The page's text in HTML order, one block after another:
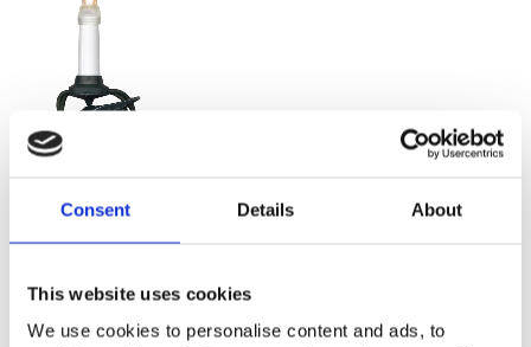
Consent Details About
This website uses cookies
We use cookies to personalise content and ads, to
519,00
BEVAKA